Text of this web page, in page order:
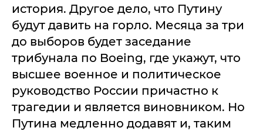
история. Другое дело, что Путину
будут давить на горло. Месяца за три
до выборов будет заседание
трибунала по Boeing, где укажут, что
высшее военное и политическое
руководство России причастно к
трагедии и является виновником. Но
Путина медленно додавят и, таким